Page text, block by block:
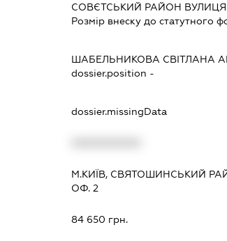
СОВЄТСЬКИЙ РАЙОН ВУЛИЦЯ
Розмір внеску до статутного
ШАБЕЛЬНИКОВА СВІТЛАНА
dossier.position -
dossier.missingData
М.КИЇВ, СВЯТОШИНСЬКИЙ
ОФ. 2
84 650 грн.